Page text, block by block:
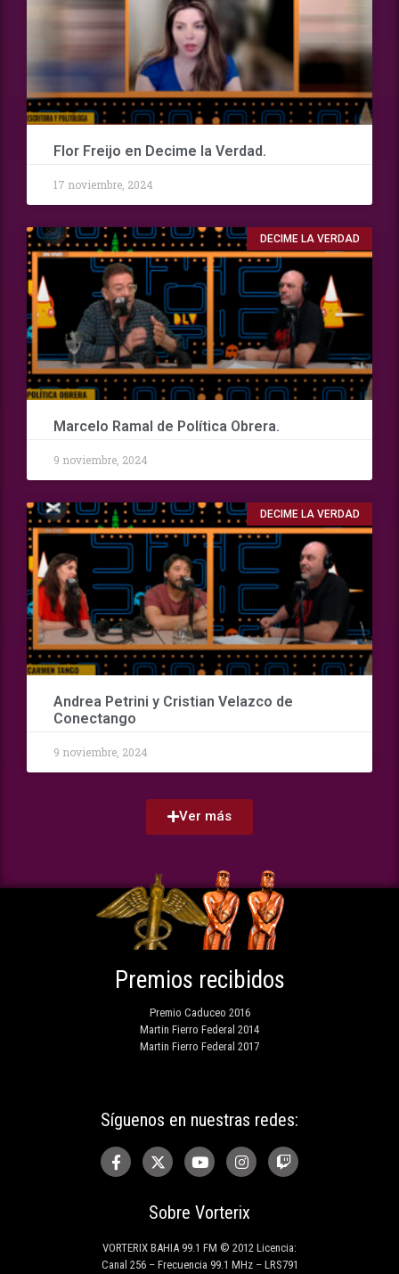
Flor Freijo en Decime la Verdad.
17 noviembre, 2024
DECIME LA VERDAD
Marcelo Ramal de Política Obrera.
9 noviembre, 2024
DECIME LA VERDAD
Andrea Petrini y Cristian Velazco de
Conectango
9 noviembre, 2024
Ver más
Sobre Vorterix
VORTERIX BAHIA 99.1 FM © 2012 Licencia:
Canal 256 – Frecuencia 99.1 MHz – LRS791
Síguenos en nuestras redes:
Premios recibidos
Premio Caduceo 2016
Martin Fierro Federal 2014
Martin Fierro Federal 2017